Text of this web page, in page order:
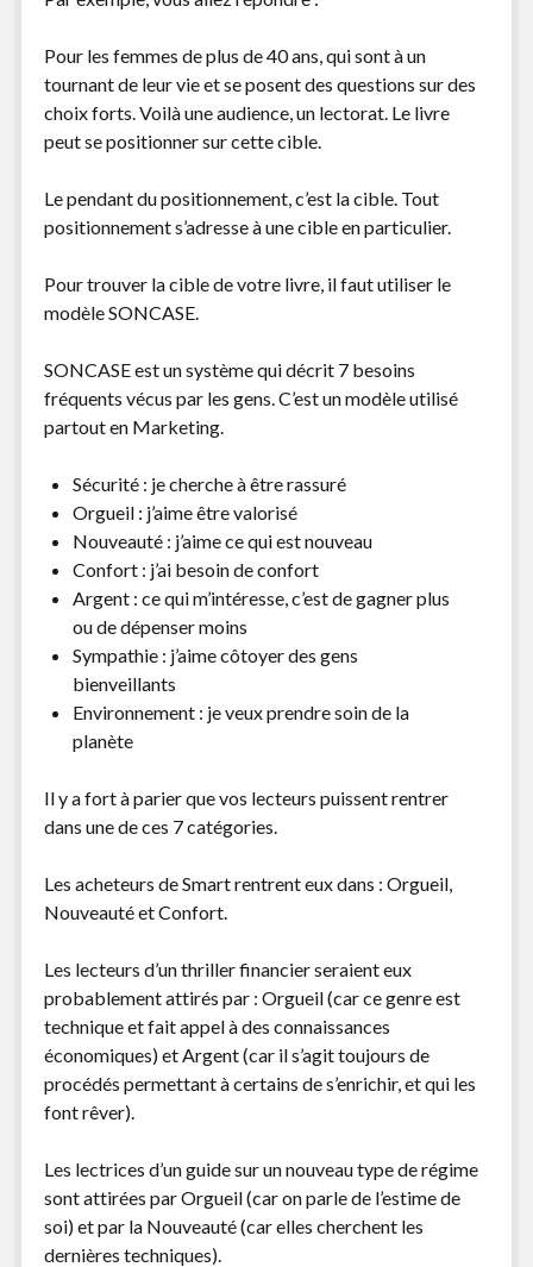
Pour les femmes de plus de 40 ans, qui sont à un
tournant de leur vie et se posent des questions sur des
choix forts. Voilà une audience, un lectorat. Le livre
peut se positionner sur cette cible.
Le pendant du positionnement, c’est la cible. Tout
positionnement s’adresse à une cible en particulier.
Pour trouver la cible de votre livre, il faut utiliser le
modèle SONCASE.
SONCASE est un système qui décrit 7 besoins
fréquents vécus par les gens. C’est un modèle utilisé
partout en Marketing.
Sécurité : je cherche à être rassuré
Orgueil : j’aime être valorisé
Nouveauté : j’aime ce qui est nouveau
Confort : j’ai besoin de confort
Argent : ce qui m’intéresse, c’est de gagner plus
ou de dépenser moins
Sympathie : j’aime côtoyer des gens
bienveillants
Environnement : je veux prendre soin de la
planète
Il y a fort à parier que vos lecteurs puissent rentrer
dans une de ces 7 catégories.
Les acheteurs de Smart rentrent eux dans : Orgueil,
Nouveauté et Confort.
Les lecteurs d’un thriller financier seraient eux
probablement attirés par : Orgueil (car ce genre est
technique et fait appel à des connaissances
économiques) et Argent (car il s’agit toujours de
procédés permettant à certains de s’enrichir, et qui les
font rêver).
Les lectrices d’un guide sur un nouveau type de régime
sont attirées par Orgueil (car on parle de l’estime de
soi) et par la Nouveauté (car elles cherchent les
dernières techniques).